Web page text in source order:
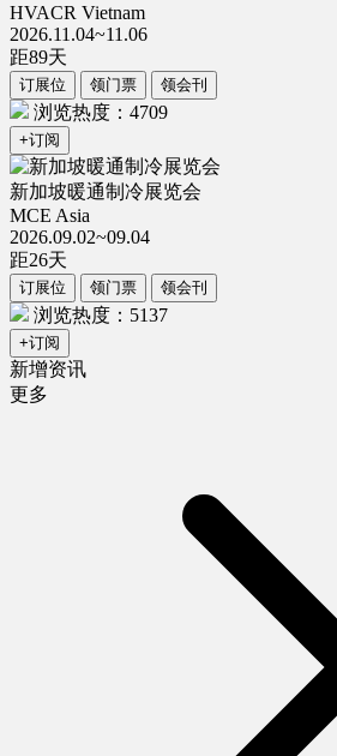
HVACR Vietnam
2026.11.04~11.06
距89天
订展位 领门票 领会刊
浏览热度：4709
+订阅
新加坡暖通制冷展览会
MCE Asia
2026.09.02~09.04
距26天
订展位 领门票 领会刊
浏览热度：5137
+订阅
新增资讯
更多